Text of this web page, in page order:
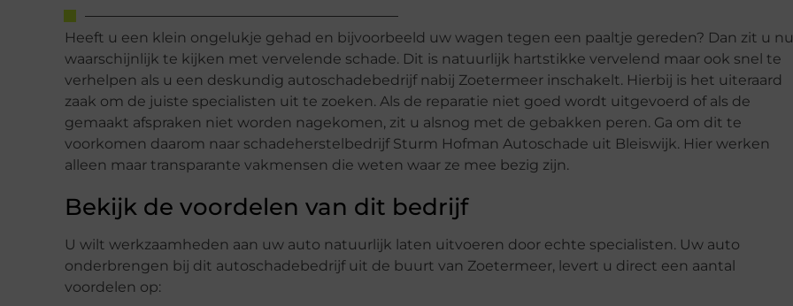
Heeft u een klein ongelukje gehad en bijvoorbeeld uw wagen tegen een paaltje gereden? Dan zit u nu
waarschijnlijk te kijken met vervelende schade. Dit is natuurlijk hartstikke vervelend maar ook snel te
verhelpen als u een deskundig autoschadebedrijf nabij Zoetermeer inschakelt. Hierbij is het uiteraard
zaak om de juiste specialisten uit te zoeken. Als de reparatie niet goed wordt uitgevoerd of als de
gemaakt afspraken niet worden nagekomen, zit u alsnog met de gebakken peren. Ga om dit te
voorkomen daarom naar schadeherstelbedrijf Sturm Hofman Autoschade uit Bleiswijk. Hier werken
alleen maar transparante vakmensen die weten waar ze mee bezig zijn.
Bekijk de voordelen van dit bedrijf
U wilt werkzaamheden aan uw auto natuurlijk laten uitvoeren door echte specialisten. Uw auto
onderbrengen bij dit autoschadebedrijf uit de buurt van Zoetermeer, levert u direct een aantal
voordelen op: